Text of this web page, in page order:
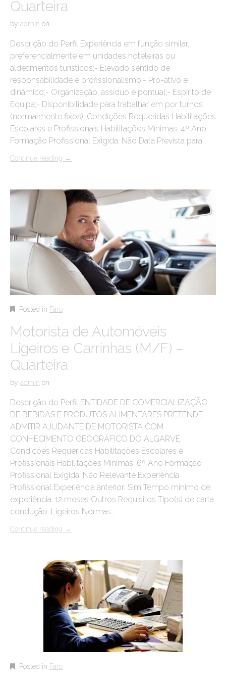
Quarteira
by admin on
Descrição do Perfil Experiência em função similar,
preferencialmente em unidades hoteleiras ou
aldeamentos turísticos;- Elevado sentido de
responsabilidade e profissionalismo;- Pro-ativo e
dinâmico;- Organização, assíduo e pontual;- Espírito de
Equipa;- Disponibilidade para trabalhar em por turnos
(normalmente fixos); Condições Requeridas Habilitações
Escolares e Profissionais Habilitações Mínimas: 4º Ano
Formação Profissional Exigida: Não Data Prevista para…
Continue reading →
Posted in Faro
Motorista de Automóveis
Ligeiros e Carrinhas (M/F) –
Quarteira
by admin on
Descrição do Perfil ENTIDADE DE COMERCIALIZAÇÃO
DE BEBIDAS E PRODUTOS ALIMENTARES PRETENDE
ADMITIR AJUDANTE DE MOTORISTA COM
CONHECIMENTO GEOGRÁFICO DO ALGARVE.
Condições Requeridas Habilitações Escolares e
Profissionais Habilitações Mínimas: 6º Ano Formação
Profissional Exigida: Não Relevante Experiência
Profissional Experiência anterior: Sim Tempo mínimo de
experiência: 12 meses Outros Requisitos Tipo(s) de carta
condução: Ligeiros Normas…
Continue reading →
Posted in Faro